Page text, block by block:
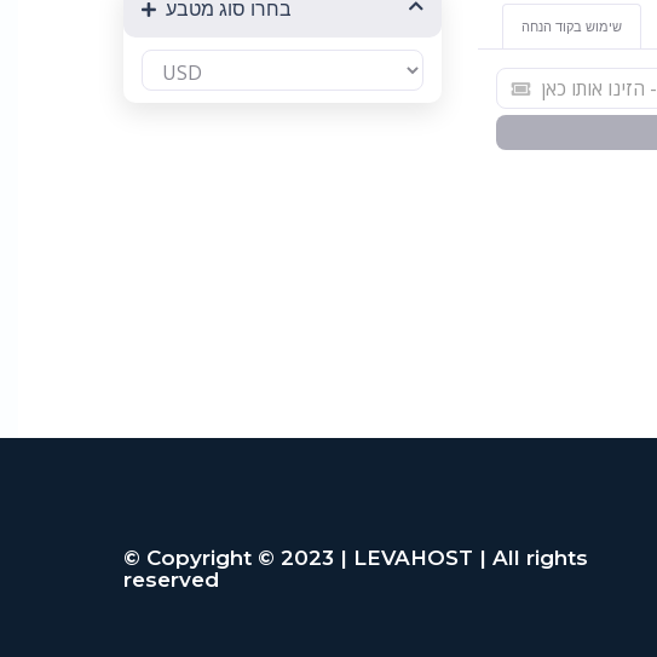
בחרו סוג מטבע
שימוש בקוד הנחה
© Copyright © 2023 | LEVAHOST | All rights
reserved